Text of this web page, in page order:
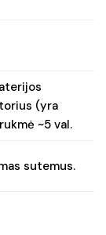
(yra
~5 val.
sutemus.